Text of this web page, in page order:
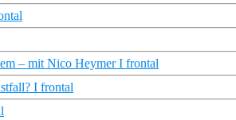
– mit Nico Heymer I frontal
I frontal